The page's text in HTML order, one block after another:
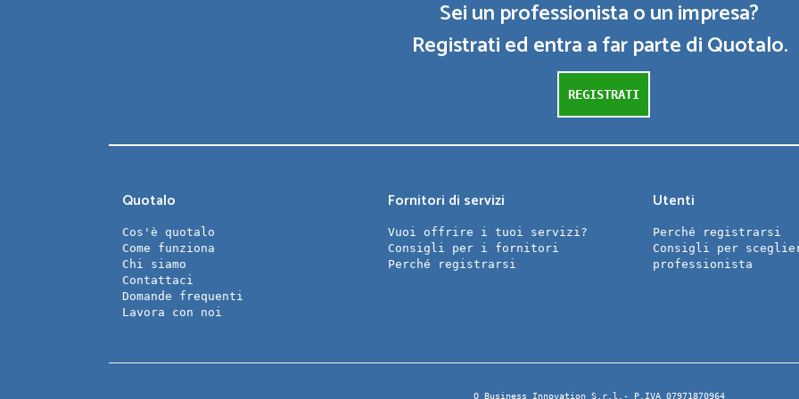
Sei un professionista o un impresa?
Registrati ed entra a far parte di Quotalo.
REGISTRATI
Quotalo
Cos'è quotalo
Come funziona
Chi siamo
Contattaci
Domande frequenti
Lavora con noi
Fornitori di servizi
Vuoi offrire i tuoi servizi?
Consigli per i fornitori
Perché registrarsi
Utenti
Perché registrarsi
Consigli per
professionista
Q Business Innovation S.r.l.- P.IVA 07971870964